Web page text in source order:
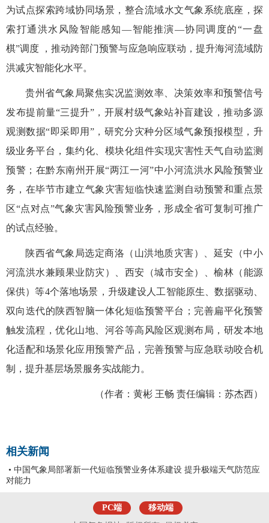
为试点探索跨域协同场景，整合流域水文气象系统底座，探
索打通洪水风险智能感知—智能推演—协同调度的“一盘
棋”调度 ，推动跨部门预警与应急响应联动，提升海河流域防
洪减灾智能化水平。
贵州省气象局聚焦实况监测效率、决策效率和预警信号
发布提前量“三提升”，开展村级气象站补盲建设，推动多源
观测数据“即采即用”，研究分灾种分区域气象预报模型，升
级业务平台，集约化、模块化组件实现灾害性天气自动监测
预警；在黔东南州开展“两江一河”中小河流洪水风险预警业
务，在毕节市建立气象灾害短临快速监测自动预警和重点景
区“点对点”气象灾害风险预警业务，形成全省可复制可推广
的试点经验。
陕西省气象局选定商洛（山洪地质灾害）、延安（中小
河流洪水兼顾果业防灾）、西安（城市安全）、榆林（能源
保供）等4个落地场景，升级建设人工智能原生、数据驱动、
双向迭代的陕西智脑一体化短临预警平台；完善扁平化预警
触发流程，优化山地、河谷等高风险区观测布局，研发本地
化适配和场景化应用预警产品，完善预警与应急联动咬合机
制，提升基层场景服务实战能力。
（作者： 黄彬 王畅 责任编辑：苏杰西）
相关新闻
• 中国气象局部署新一代短临预警业务体系建设 提升极端天气防范应
对能力
PC端
移动端